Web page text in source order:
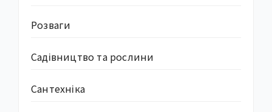
Розваги
Садівництво та рослини
Сантехніка